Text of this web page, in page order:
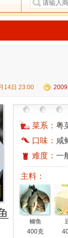
豪礼
14日 23:00 2009
菜系： 粤
口味： 咸
难度： 一
主料：
鲫鱼
400克